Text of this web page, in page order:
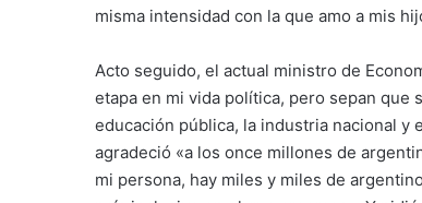
misma intensidad con la que amo a mis
Acto seguido, el actual ministro de
etapa en mi vida política, pero sepan
educación pública, la industria nacional y
agradeció «a los once millones de
mi persona, hay miles y miles de